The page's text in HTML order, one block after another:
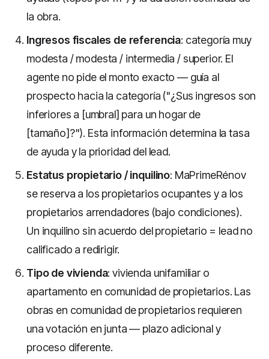
la obra.
Ingresos fiscales de referencia: categoría muy
modesta / modesta / intermedia / superior. El
agente no pide el monto exacto — guía al
prospecto hacia la categoría ("¿Sus ingresos son
inferiores a [umbral] para un hogar de
[tamaño]?"). Esta información determina la tasa
de ayuda y la prioridad del lead.
Estatus propietario / inquilino: MaPrimeRénov
se reserva a los propietarios ocupantes y a los
propietarios arrendadores (bajo condiciones).
Un inquilino sin acuerdo del propietario = lead no
calificado a redirigir.
Tipo de vivienda: vivienda unifamiliar o
apartamento en comunidad de propietarios. Las
obras en comunidad de propietarios requieren
una votación en junta — plazo adicional y
proceso diferente.